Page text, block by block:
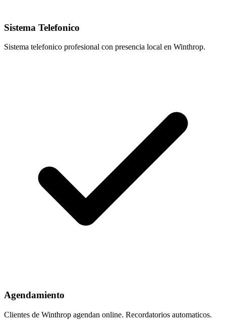
Sistema Telefonico
Sistema telefonico profesional con presencia local en Winthrop.
Agendamiento
Clientes de Winthrop agendan online. Recordatorios automaticos.